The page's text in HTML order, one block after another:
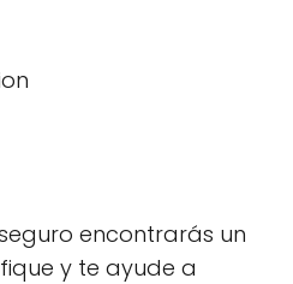
encontrarás un
y te ayude a